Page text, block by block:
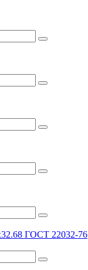
ГОСТ 22032-76